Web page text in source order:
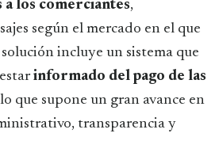
los comerciantes,
según el mercado en el que
incluye un sistema que
informado del pago de las
que supone un gran avance en
transparencia y